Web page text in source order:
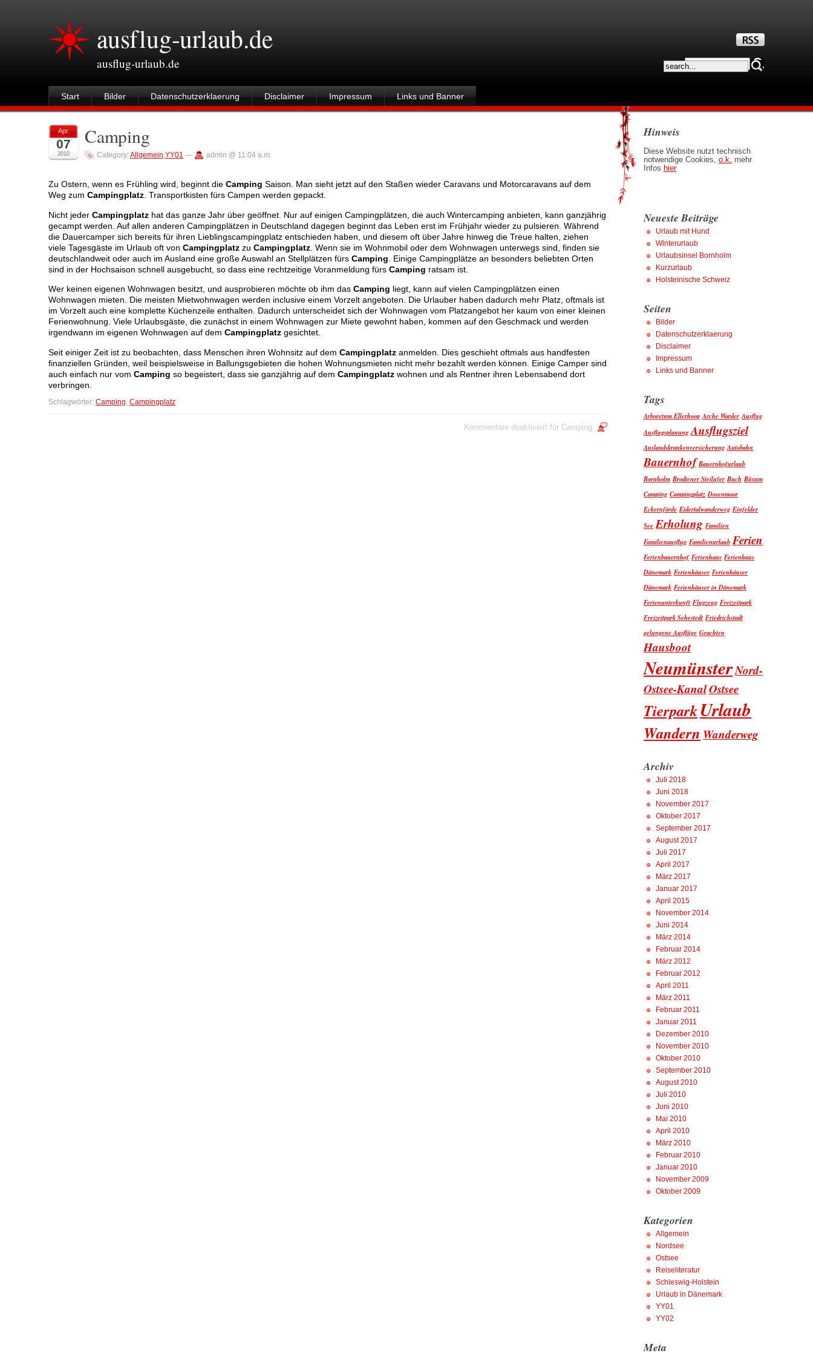
ausflug-urlaub.de
ausflug-urlaub.de
Start Bilder Datenschutzerklaerung Disclaimer Impressum Links und Banner
Apr.
07
2010
Camping
Category:Allgemein,YY01 — admin @ 11:04 a.m.
Zu Ostern, wenn es Frühling wird, beginnt die Camping Saison. Man sieht jetzt auf den Staßen wieder Caravans und Motorcaravans auf dem
Weg zum Campingplatz. Transportkisten fürs Campen werden gepackt.
Nicht jeder Campingplatz hat das ganze Jahr über geöffnet. Nur auf einigen Campingplätzen, die auch Wintercamping anbieten, kann ganzjährig
gecampt werden. Auf allen anderen Campingplätzen in Deutschland dagegen beginnt das Leben erst im Frühjahr wieder zu pulsieren. Während
die Dauercamper sich bereits für ihren Lieblingscampingplatz entschieden haben, und diesem oft über Jahre hinweg die Treue halten, ziehen
viele Tagesgäste im Urlaub oft von Campingplatz zu Campingplatz . Wenn sie im Wohnmobil oder dem Wohnwagen unterwegs sind, finden sie
deutschlandweit oder auch im Ausland eine große Auswahl an Stellplätzen fürs Camping . Einige Campingplätze an besonders beliebten Orten
sind in der Hochsaison schnell ausgebucht, so dass eine rechtzeitige Voranmeldung fürs Camping ratsam ist.
Wer keinen eigenen Wohnwagen besitzt, und ausprobieren möchte ob ihm das Camping liegt, kann auf vielen Campingplätzen einen
Wohnwagen mieten. Die meisten Mietwohnwagen werden inclusive einem Vorzelt angeboten. Die Urlauber haben dadurch mehr Platz, oftmals ist
im Vorzelt auch eine komplette Küchenzeile enthalten. Dadurch unterscheidet sich der Wohnwagen vom Platzangebot her kaum von einer kleinen
Ferienwohnung. Viele Urlaubsgäste, die zunächst in einem Wohnwagen zur Miete gewohnt haben, kommen auf den Geschmack und werden
irgendwann im eigenen Wohnwagen auf dem Campingplatz gesichtet.
Seit einiger Zeit ist zu beobachten, dass Menschen ihren Wohnsitz auf dem Campingplatz anmelden. Dies geschieht oftmals aus handfesten
finanziellen Gründen, weil beispielsweise in Ballungsgebieten die hohen Wohnungsmieten nicht mehr bezahlt werden können. Einige Camper sind
auch einfach nur vom Camping so begeistert, dass sie ganzjährig auf dem Campingplatz wohnen und als Rentner ihren Lebensabend dort
verbringen.
Schlagwörter: Camping Campingplatz
Kommentare deaktiviert für Camping
Hinweis
Diese Website nutzt technisch
notwendige Cookies, o.k.
mehr
Infos hier
Neueste Beiträge
Urlaub mit Hund
Winterurlaub
Urlaubsinsel Bornholm
Kurzurlaub
Holsteinische Schweiz
Seiten
Bilder
Datenschutzerklaerung
Disclaimer
Impressum
Links und Banner
Tags
Arboretum Ellerhoop Arche Warder Ausflug
Ausflugsplanung Ausflugsziel
Auslandskrankenversicherung Autobahn
Bauernhof Bauernhofurlaub
Bornholm Brodtener Steilufer Buch Büsum
Camping Campingplatz Dosenmoor
Eckernförde Eidertalwanderweg Einfelder
See Erholung Familien
Familienausflug Familienurlaub Ferien
Ferienbauernhof Ferienhaus Ferienhaus
Dänemark Ferienhäuser Ferienhäuser
Dänemark Ferienhäuser in Dänemark
Ferienunterkunft Flugzeug Freizeitpark
Freizeitpark Sehestedt Friedrichstadt
gelungene Ausflüge Grachten
Hausboot
NeumünsterNord-
Ostsee-KanalOstsee
TierparkUrlaub
Wandern Wanderweg
Archiv
Juli 2018
Juni 2018
November 2017
Oktober 2017
September 2017
August 2017
Juli 2017
April 2017
März 2017
Januar 2017
April 2015
November 2014
Juni 2014
März 2014
Februar 2014
März 2012
Februar 2012
April 2011
März 2011
Februar 2011
Januar 2011
Dezember 2010
November 2010
Oktober 2010
September 2010
August 2010
Juli 2010
Juni 2010
Mai 2010
April 2010
März 2010
Februar 2010
Januar 2010
November 2009
Oktober 2009
Kategorien
Allgemein
Nordsee
Ostsee
Reiseliteratur
Schleswig-Holstein
Urlaub in Dänemark
YY01
YY02
Meta